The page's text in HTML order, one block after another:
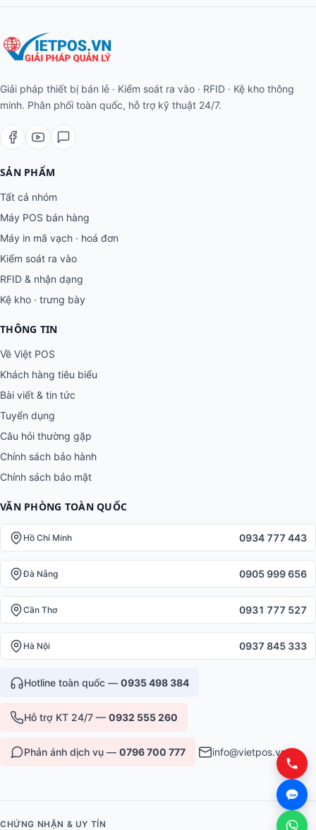
Giải pháp thiết bị bán lẻ · Kiểm soát ra vào · RFID · Kệ kho thông
minh. Phân phối toàn quốc, hỗ trợ kỹ thuật 24/7.
SẢN PHẨM
Tất cả nhóm
Máy POS bán hàng
Máy in mã vạch · hoá đơn
Kiểm soát ra vào
RFID & nhận dạng
Kệ kho · trưng bày
THÔNG TIN
Về Việt POS
Khách hàng tiêu biểu
Bài viết & tin tức
Tuyển dụng
Câu hỏi thường gặp
Chính sách bảo hành
Chính sách bảo mật
VĂN PHÒNG TOÀN QUỐC
Hồ Chí Minh 0934 777 443
Đà Nẵng 0905 999 656
Cần Thơ 0931 777 527
Hà Nội 0937 845 333
Hotline toàn quốc — 0935 498 384
Hỗ trợ KT 24/7 — 0932 555 260
Phản ánh dịch vụ — 0796 700 777 info@vietpos.vn
CHỨNG NHẬN & UY TÍN